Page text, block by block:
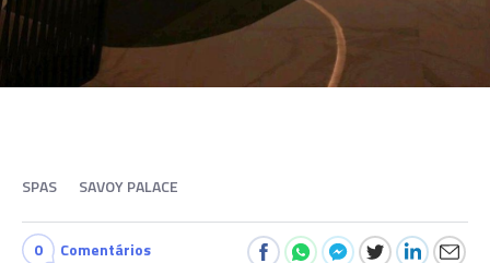
SPAS SAVOY PALACE
0 Comentários